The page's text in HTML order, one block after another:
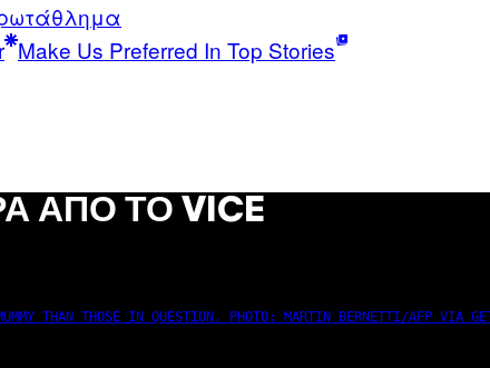
Make Us Preferred In Top Stories
ΑΠΌ ΤΟ VICE
THAN THOSE IN QUESTION. PHOTO: MARTIN BERNETTI/AFP VIA